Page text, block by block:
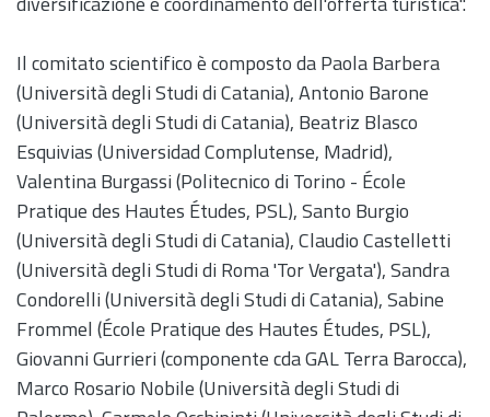
Il comitato scientifico è composto da Paola Barbera
(Università degli Studi di Catania), Antonio Barone
(Università degli Studi di Catania), Beatriz Blasco
Esquivias (Universidad Complutense, Madrid),
Valentina Burgassi (Politecnico di Torino - École
Pratique des Hautes Études, PSL), Santo Burgio
(Università degli Studi di Catania), Claudio Castelletti
(Università degli Studi di Roma 'Tor Vergata'), Sandra
Condorelli (Università degli Studi di Catania), Sabine
Frommel (École Pratique des Hautes Études, PSL),
Giovanni Gurrieri (componente cda GAL Terra Barocca),
Marco Rosario Nobile (Università degli Studi di